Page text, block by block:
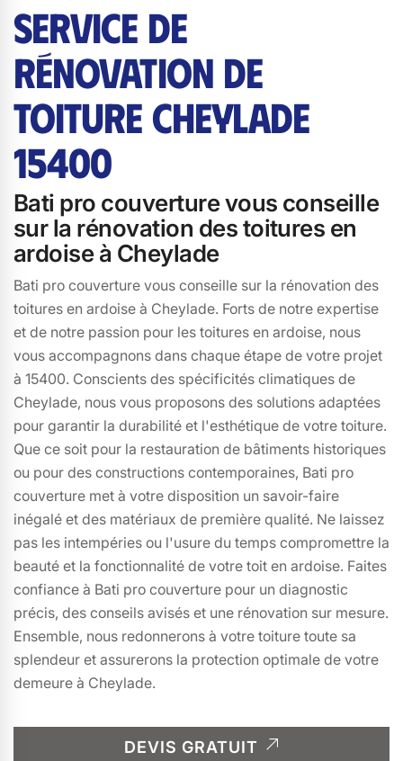
SERVICE DE
RÉNOVATION DE
TOITURE CHEYLADE
15400
Bati pro couverture vous conseille
sur la rénovation des toitures en
ardoise à Cheylade
Bati pro couverture vous conseille sur la rénovation des
toitures en ardoise à Cheylade. Forts de notre expertise
et de notre passion pour les toitures en ardoise, nous
vous accompagnons dans chaque étape de votre projet
à 15400. Conscients des spécificités climatiques de
Cheylade, nous vous proposons des solutions adaptées
pour garantir la durabilité et l'esthétique de votre toiture.
Que ce soit pour la restauration de bâtiments historiques
ou pour des constructions contemporaines, Bati pro
couverture met à votre disposition un savoir-faire
inégalé et des matériaux de première qualité. Ne laissez
pas les intempéries ou l'usure du temps compromettre la
beauté et la fonctionnalité de votre toit en ardoise. Faites
confiance à Bati pro couverture pour un diagnostic
précis, des conseils avisés et une rénovation sur mesure.
Ensemble, nous redonnerons à votre toiture toute sa
splendeur et assurerons la protection optimale de votre
demeure à Cheylade.
DEVIS GRATUIT